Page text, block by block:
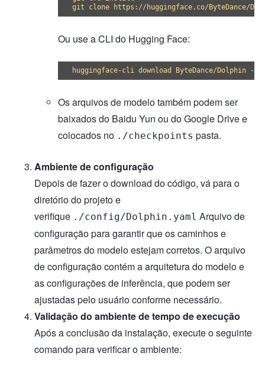
Ou use a CLI do Hugging Face:
Os arquivos de modelo também podem ser
baixados do Baidu Yun ou do Google Drive e
colocados no ./checkpoints pasta.
Ambiente de configuração
Depois de fazer o download do código, vá para o
diretório do projeto e
verifique ./config/Dolphin.yaml Arquivo de
configuração para garantir que os caminhos e
parâmetros do modelo estejam corretos. O arquivo
de configuração contém a arquitetura do modelo e
as configurações de inferência, que podem ser
ajustadas pelo usuário conforme necessário.
Validação do ambiente de tempo de execução
Após a conclusão da instalação, execute o seguinte
comando para verificar o ambiente: